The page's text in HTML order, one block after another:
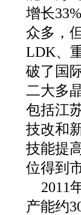
增长
众多，
LDK、
破了国
二大多
包括江
技改和
技能提
位得到
2011
产能约